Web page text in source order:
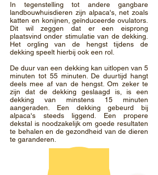
In tegenstelling tot andere gangbare
landbouwhuisdieren zijn alpaca's, net zoals
katten en konijnen, geïnduceerde ovulators.
Dit wil zeggen dat er een eisprong
plaatsvind onder stimulatie van de dekking.
Het orgling van de hengst tijdens de
dekking speelt hierbij ook een rol.
De duur van een dekking kan uitlopen van 5
minuten tot 55 minuten. De duurtijd hangt
deels mee af van de hengst. Om zeker te
zijn dat de dekking geslaagd is, is een
dekking van minstens 15 minuten
aangeraden. Een dekking gebeurd bij
alpaca's steeds liggend. Een propere
dekstal is noodzakelijk om goede resultaten
te behalen en de gezondheid van de dieren
te garanderen.